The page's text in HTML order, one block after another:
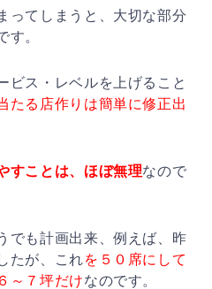
ってしまうと、大切な部分
す。
ビス・レベルを上げること
たる店作りは簡単に修正出
すことは、ほぼ無理なので
でも計画出来、例えば、昨
たが、これを５０席にして
～７坪だけなのです。